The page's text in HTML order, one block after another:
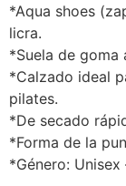
*Aqua shoes
licra.
*Suela de goma
*Calzado ideal
pilates.
*De secado
*Forma de la
*Género: Unisex